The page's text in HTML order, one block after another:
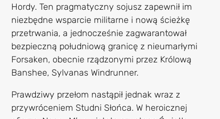
Hordy. Ten pragmatyczny sojusz zapewnił im
niezbędne wsparcie militarne i nową ścieżkę
przetrwania, a jednocześnie zagwarantował
bezpieczną południową granicę z nieumarłymi
Forsaken, obecnie rządzonymi przez Królową
Banshee, Sylvanas Windrunner.
Prawdziwy przełom nastąpił jednak wraz z
przywróceniem Studni Słońca. W heroicznej